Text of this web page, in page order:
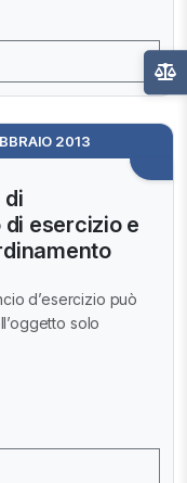
2013
di
esercizio e
d’esercizio può
solo